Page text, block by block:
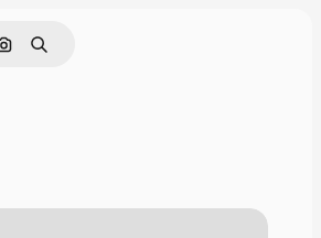
Pesquisar por imagem
Buscar